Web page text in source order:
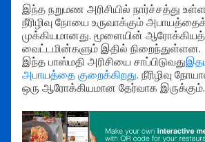
இந்த நறுமண அரிசியில் நார்ச்சத்து
நீரிழிவு நோயை உருவாக்கும்
முக்கியமானது. மூளையின்
வைட்டமின்களும் இதில் நிறைந்துள்ளன.
இந்த பாஸ்மதி அரிசியை சாப்பிடுவது
அபாயத்தை குறைக்கிறது. நீரிழிவு
ஒரு ஆரோக்கியமான தேர்வாக இருக்கும்.